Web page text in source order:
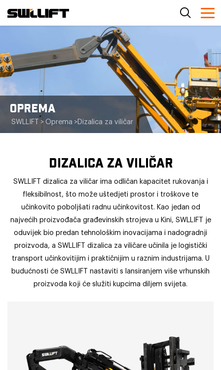
OPREMA
SWLLIFT > Oprema > Dizalica za viličar
DIZALICA ZA VILIČAR
SWLLIFT dizalica za viličar ima odličan kapacitet rukovanja i
fleksibilnost, što može uštedjeti prostor i troškove te
učinkovito poboljšati radnu učinkovitost. Kao jedan od
najvećih proizvođača građevinskih strojeva u Kini, SWLLIFT je
oduvijek bio predan tehnološkim inovacijama i nadogradnji
proizvoda, a SWLLIFT dizalica za viličare učinila je logistički
transport učinkovitijim i praktičnijim u raznim industrijama. U
budućnosti će SWLLIFT nastaviti s lansiranjem više vrhunskih
proizvoda koji će služiti kupcima diljem svijeta.